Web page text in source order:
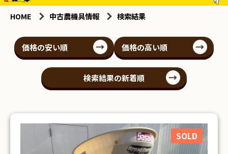
HOME 中古農機具情報 検索結果
価格の安い順 価格の高い順
検索結果の新着順
SOLD